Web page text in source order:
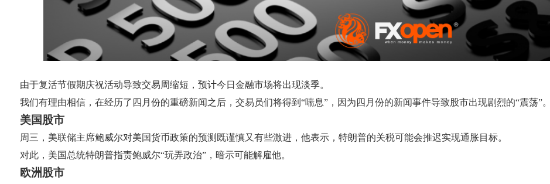
由于复活节假期庆祝活动导致交易周缩短，预计今日金融市场将出现淡季。
我们有理由相信，在经历了四月份的重磅新闻之后，交易员们将得到“喘息”，因为四月份的新闻事件导致股市出现剧烈的“震荡”。
美国股市
周三，美联储主席鲍威尔对美国货币政策的预测既谨慎又有些激进，他表示，特朗普的关税可能会推迟实现通胀目标。
对此，美国总统特朗普指责鲍威尔“玩弄政治”，暗示可能解雇他。
欧洲股市